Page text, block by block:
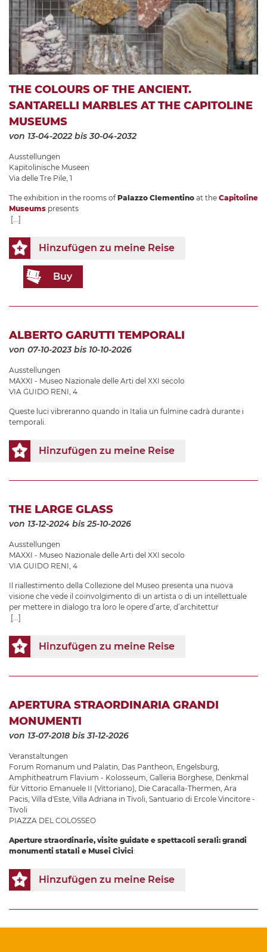
THE COLOURS OF THE ANCIENT.
SANTARELLI MARBLES AT THE CAPITOLINE
MUSEUMS
von 13-04-2022 bis 30-04-2032
Ausstellungen
Kapitolinische Museen
Via delle Tre Pile, 1
The exhibition in the rooms ofPalazzo Clementino at the Capitoline
Museums presents
[...]
Hinzufügen zu meine Reise
Buy
ALBERTO GARUTTI TEMPORALI
von 07-10-2023bis 10-10-2026
Ausstellungen
MAXXI - Museo Nazionale delle Arti del XXI secolo
VIA GUIDO RENI, 4
Queste luci vibreranno quando in Italia un fulmine cadrà durante i
temporali.
Hinzufügen zu meine Reise
THE LARGE GLASS
von 13-12-2024 bis 25-10-2026
Ausstellungen
MAXXI - Museo Nazionale delle Arti del XXI secolo
VIA GUIDO RENI, 4
Il riallestimento della Collezione del Museo presenta una nuova
visione che vede il coinvolgimento di un artista o di un intellettuale
per mettere in dialogo tra loro le opere d’arte, d’architettur
[...]
Hinzufügen zu meine Reise
APERTURA STRAORDINARIA GRANDI
MONUMENTI
von 13-07-2018 bis 31-12-2026
Veranstaltungen
Forum Romanum und Palatin Das Pantheon Engelsburg
Amphitheatrum Flavium - Kolosseum Galleria Borghese Denkmal
für Vittorio Emanuele II (Vittoriano) Die Caracalla-Thermen Ara
Pacis Villa d'Este Villa Adriana in Tivoli Santuario di Ercole Vincitore -
Tivoli
PIAZZA DEL COLOSSEO
Aperture straordinarie, visite guidate e spettacoli serali: grandi
monumenti statali e Musei Civici:
Hinzufügen zu meine Reise